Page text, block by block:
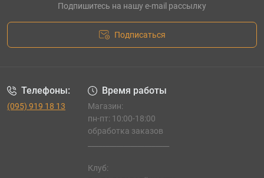
Подпишитесь на нашу e-mail рассылку
Подписаться
Телефоны:
(095) 919 18 13
Время работы
Магазин:
пн-пт: 10:00-18:00
обработка заказов
Клуб: